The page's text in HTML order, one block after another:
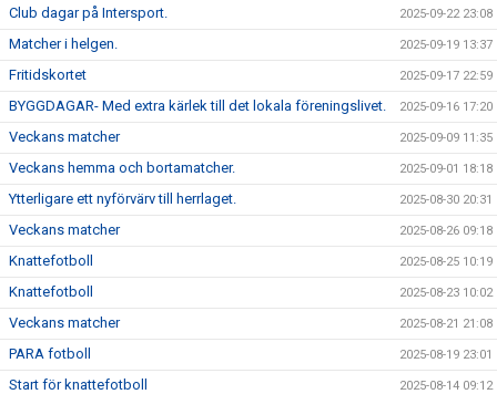
Club dagar på Intersport. 2025-09-22 23:08
Matcher i helgen. 2025-09-19 13:37
Fritidskortet 2025-09-17 22:59
BYGGDAGAR- Med extra kärlek till det lokala föreningslivet. 2025-09-16 17:20
Veckans matcher 2025-09-09 11:35
Veckans hemma och bortamatcher. 2025-09-01 18:18
Ytterligare ett nyförvärv till herrlaget. 2025-08-30 20:31
Veckans matcher 2025-08-26 09:18
Knattefotboll 2025-08-25 10:19
Knattefotboll 2025-08-23 10:02
Veckans matcher 2025-08-21 21:08
PARA fotboll 2025-08-19 23:01
Start för knattefotboll 2025-08-14 09:12